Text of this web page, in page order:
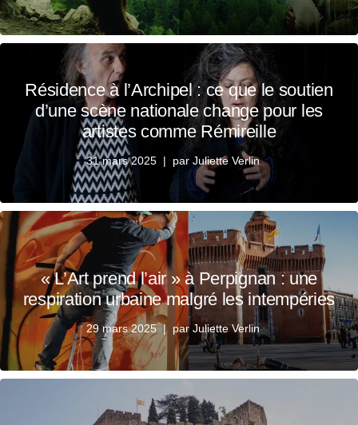
Résidence à l’Archipel : ce que le soutien
d’une scène nationale change pour les
artistes comme Rémireille
31 mars 2025 par Juliette Verlin
« L’Art prend l’air » à Perpignan : une
respiration urbaine malgré les intempéries
29 mars 2025 parJuliette Verlin